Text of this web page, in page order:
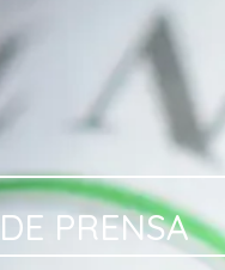
DE PRENSA